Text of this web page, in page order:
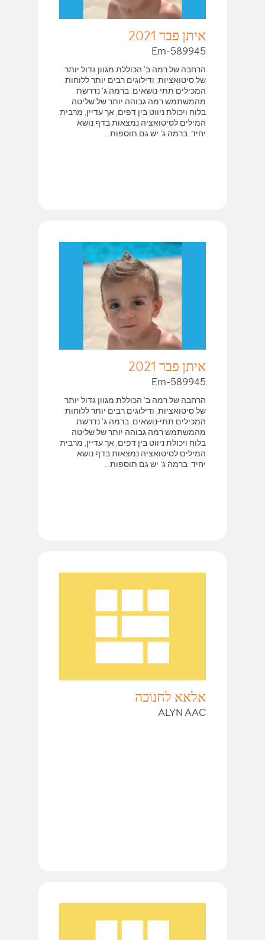
איתן פבר 2021
Em-589945
הרחבה של רמה ב' הכוללת מגוון גדול יותר
של סיטואציות, ודילוגים רבים יותר ללוחות
המכילים תתי-נושאים. ברמה ג' נדרשת
מהמשתמש רמה גבוהה יותר של שליטה
בלוח ויכולת ניווט בין דפים, אך עדיין, מרבית
המילים לסיטואציה נמצאות בדף נושא
יחיד. ברמה ג' יש גם תוספות...
איתן פבר 2021
Em-589945
הרחבה של רמה ב' הכוללת מגוון גדול יותר
של סיטואציות, ודילוגים רבים יותר ללוחות
המכילים תתי-נושאים. ברמה ג' נדרשת
מהמשתמש רמה גבוהה יותר של שליטה
בלוח ויכולת ניווט בין דפים, אך עדיין, מרבית
המילים לסיטואציה נמצאות בדף נושא
יחיד. ברמה ג' יש גם תוספות...
אלאא לחנוכה
ALYN AAC